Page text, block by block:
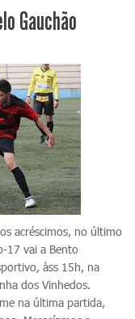
Gauchão
acréscimos, no último
17 vai a Bento
àss 15h, na
dos Vinhedos.
na última partida,